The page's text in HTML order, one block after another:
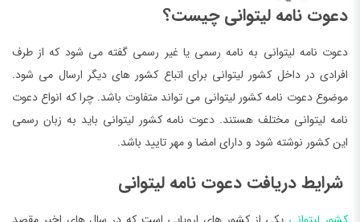
دعوت نامه لیتوانی چیست؟
دعوت نامه لیتوانی به نامه رسمی یا غیر رسمی گفته می ‌شود که از طرف
افرادی در داخل کشور لیتوانی برای اتباع کشور های دیگر ارسال می‌ شود.
موضوع دعوت نامه کشور لیتوانی می ‌تواند متفاوت باشد. چرا که انواع دعوت
نامه لیتوانی مختلف هستند. دعوت نامه کشور لیتوانی باید به زبان رسمی
این کشور نوشته شود و دارای امضا و مهر تایید باشد.
شرایط دریافت دعوت نامه لیتوانی